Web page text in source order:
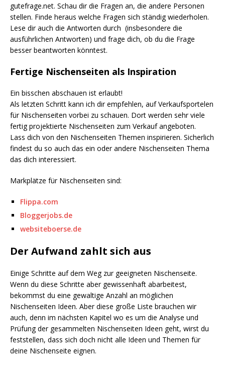
gutefrage.net. Schau dir die Fragen an, die andere Personen
stellen. Finde heraus welche Fragen sich ständig wiederholen.
Lese dir auch die Antworten durch (insbesondere die
ausführlichen Antworten) und frage dich, ob du die Frage
besser beantworten könntest.
Fertige Nischenseiten als Inspiration
Ein bisschen abschauen ist erlaubt!
Als letzten Schritt kann ich dir empfehlen, auf Verkaufsportelen
für Nischenseiten vorbei zu schauen. Dort werden sehr viele
fertig projektierte Nischenseiten zum Verkauf angeboten.
Lass dich von den Nischenseiten Themen inspirieren. Sicherlich
findest du so auch das ein oder andere Nischenseiten Thema
das dich interessiert.
Markplätze für Nischenseiten sind:
Flippa.com
Bloggerjobs.de
websiteboerse.de
Der Aufwand zahlt sich aus
Einige Schritte auf dem Weg zur geeigneten Nischenseite.
Wenn du diese Schritte aber gewissenhaft abarbeitest,
bekommst du eine gewaltige Anzahl an möglichen
Nischenseiten Ideen. Aber diese große Liste brauchen wir
auch, denn im nächsten Kapitel wo es um die Analyse und
Prüfung der gesammelten Nischenseiten Ideen geht, wirst du
feststellen, dass sich doch nicht alle Ideen und Themen für
deine Nischenseite eignen.